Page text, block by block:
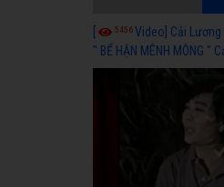
5456Video] Cải Lương
" BỂ HẬN MÊNH MÔNG "
Long, Thanh Ngân Hay